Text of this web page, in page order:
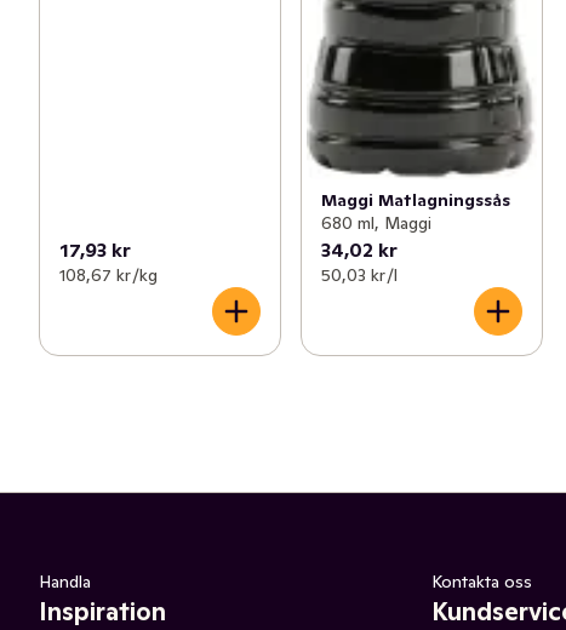
17,93 kr
108,67 kr /kg
Maggi Matlagningssås
680 ml, Maggi
34,02 kr
50,03 kr /l
Handla
Inspiration
Kontakta oss